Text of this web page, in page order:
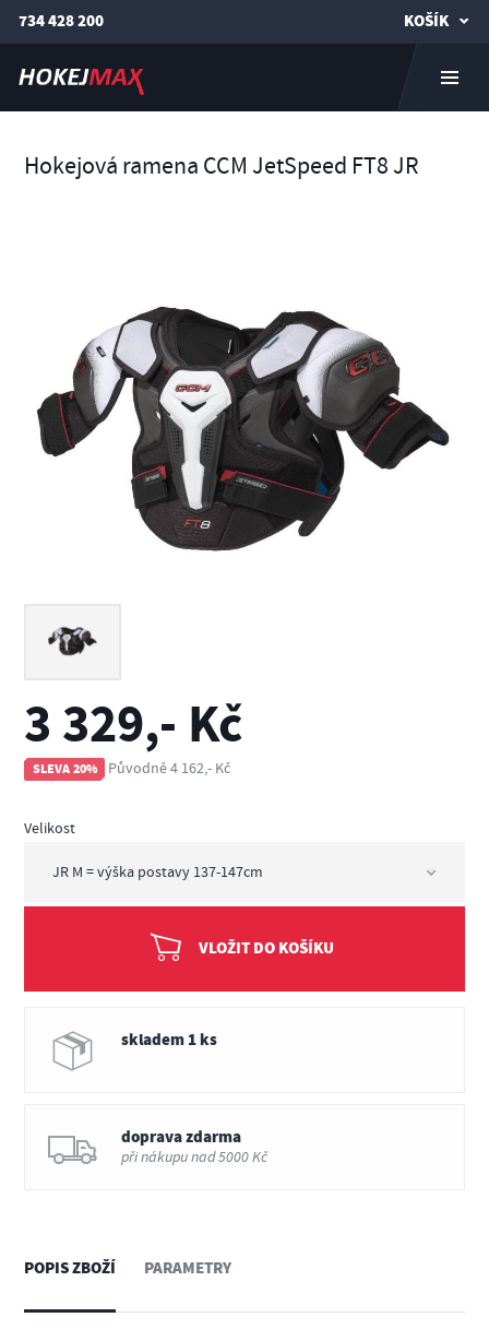
734 428 200 KOŠÍK
Hokejová ramena CCM JetSpeed FT8 JR
3 329,- Kč
SLEVA 20% Původně 4 162,- Kč
Velikost
VLOŽIT DO KOŠÍKU
skladem 1 ks
doprava zdarma
při nákupu nad 5000 Kč
POPIS ZBOŽÍ PARAMETRY